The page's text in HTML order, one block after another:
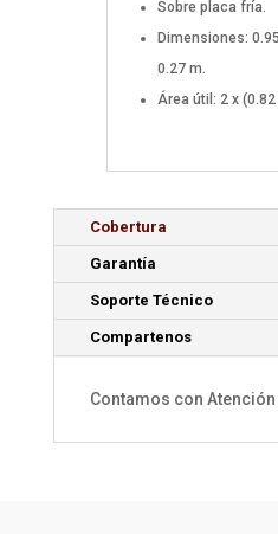
Sobre placa fría.
Dimensiones:
0.27 m.
Área útil: 2 x (0.82
Cobertura
Garantía
Soporte Técnico
Compartenos
Contamos con Atención